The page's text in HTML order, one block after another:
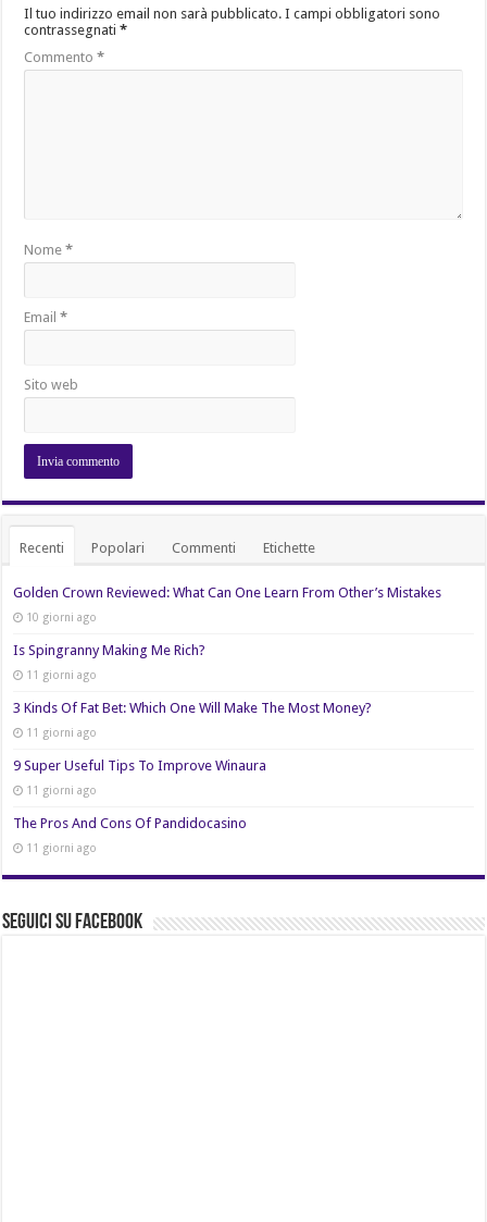
Il tuo indirizzo email non sarà pubblicato. I campi obbligatori sono
contrassegnati*
Commento*
Nome*
Email*
Sito web
Recenti Popolari Commenti Etichette
Golden Crown Reviewed: What Can One Learn From Other’s Mistakes
10 giorni ago
Is Spingranny Making Me Rich?
11 giorni ago
3 Kinds Of Fat Bet: Which One Will Make The Most Money?
11 giorni ago
9 Super Useful Tips To Improve Winaura
11 giorni ago
The Pros And Cons Of Pandidocasino
11 giorni ago
Seguici su Facebook